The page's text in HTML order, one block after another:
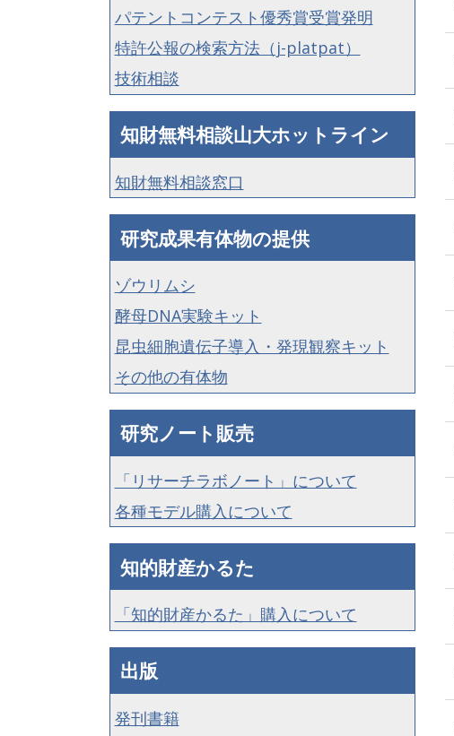
パテントコンテスト優秀賞受賞発明
特許公報の検索方法（j-platpat）
技術相談
知財無料相談山大ホットライン
知財無料相談窓口
研究成果有体物の提供
ゾウリムシ
酵母DNA実験キット
昆虫細胞遺伝子導入・発現観察キット
その他の有体物
研究ノート販売
「リサーチラボノート」について
各種モデル購入について
知的財産かるた
「知的財産かるた」購入について
出版
発刊書籍